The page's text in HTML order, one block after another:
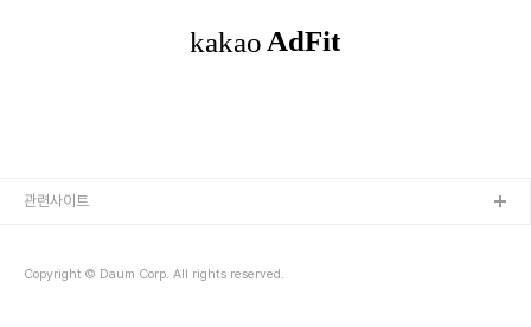
10.19-22, 킨텍스 www.cafenbakeryfair.com ○ 8월 21일 ~ 8
월 30일까지 사전 등록시 : 6,000원 ○ 8월 31일 ~ 9월 3일, 현장
Copyright © Daum Corp. All rights reserved.
관련사이트